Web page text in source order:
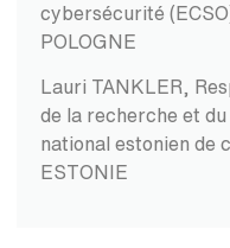
cybersécurité
POLOGNE
Lauri TANKLER,
de la recherche et
national estonien de
ESTONIE